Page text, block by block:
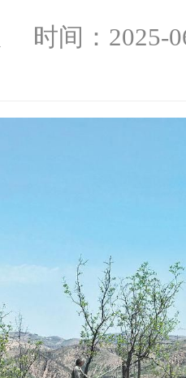
时间：2025-